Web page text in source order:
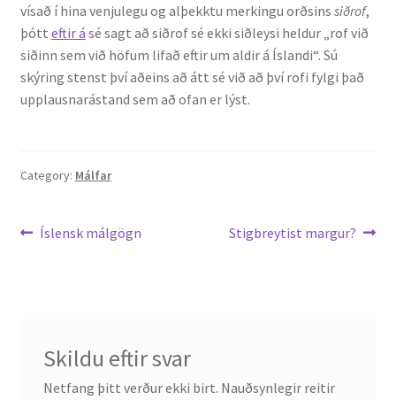
English
Administration
Publications
Research
vísað í hina venjulegu og alþekktu merkingu orðsins siðrof,
þótt eftir á sé sagt að siðrof sé ekki siðleysi heldur „rof við
siðinn sem við höfum lifað eftir um aldir á Íslandi“. Sú
skýring stenst því aðeins að átt sé við að því rofi fylgi það
upplausnarástand sem að ofan er lýst.
Category: Málfar
Leiðarkerfi
Previous
Íslensk málgögn
Next
Stigbreytist margur?
Skildu eftir svar
Netfang þitt verður ekki birt. Nauðsynlegir reitir